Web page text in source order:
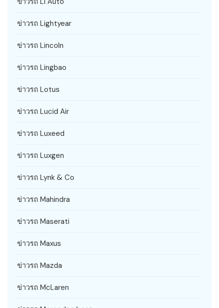
ข่าวรถ Lightyear
ข่าวรถ Lincoln
ข่าวรถ Lingbao
ข่าวรถ Lotus
ข่าวรถ Lucid Air
ข่าวรถ Luxeed
ข่าวรถ Luxgen
ข่าวรถ Lynk & Co
ข่าวรถ Mahindra
ข่าวรถ Maserati
ข่าวรถ Maxus
ข่าวรถ Mazda
ข่าวรถ McLaren